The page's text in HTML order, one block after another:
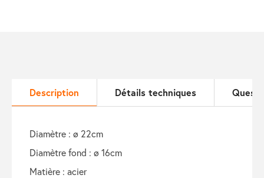
Description Détails techniques
diamètre : ø 22cm
diamètre fond : ø 16cm
matière : acier